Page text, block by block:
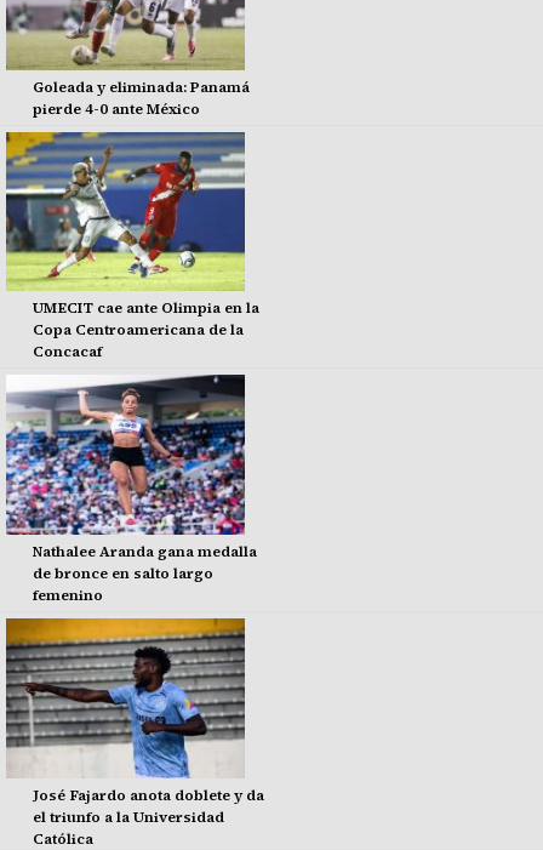
Goleada y eliminada: Panamá
pierde 4-0 ante México
UMECIT cae ante Olimpia en la
Copa Centroamericana de la
Concacaf
Nathalee Aranda gana medalla
de bronce en salto largo
femenino
José Fajardo anota doblete y da
el triunfo a la Universidad
Católica